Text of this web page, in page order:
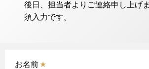
後日、担当者よりご連絡申し上げま
須入力です。
お名前★